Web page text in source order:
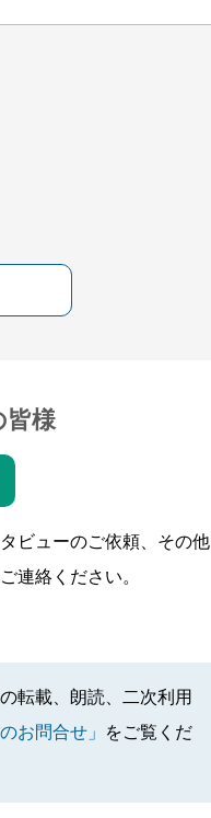
皆様
ビューのご依頼、その他
連絡ください。
転載、朗読、二次利用
お問合せ」
をご覧くだ